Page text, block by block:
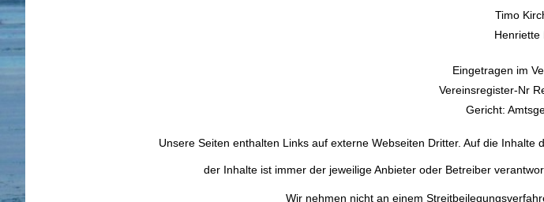
Timo
Henriette
Eingetragen im
Vereinsregister-Nr
Gericht:
Unsere Seiten enthalten Links auf externe Webseiten Dritter. Auf die
der Inhalte ist immer der jeweilige Anbieter oder Betreiber
Wir nehmen nicht an einem